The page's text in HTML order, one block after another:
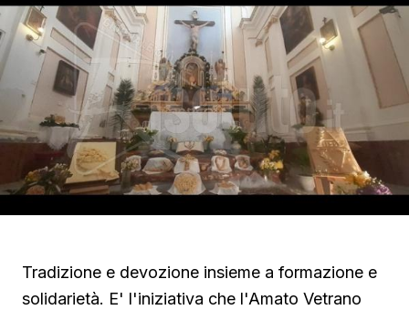
Tradizione e devozione insieme a formazione e
solidarietà. E' l'iniziativa che l'Amato Vetrano